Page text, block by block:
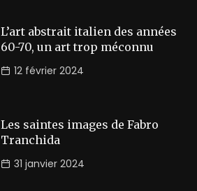
L’art abstrait italien des années
60-70, un art trop méconnu
12 février 2024
Les saintes images de Fabro
Tranchida
31 janvier 2024